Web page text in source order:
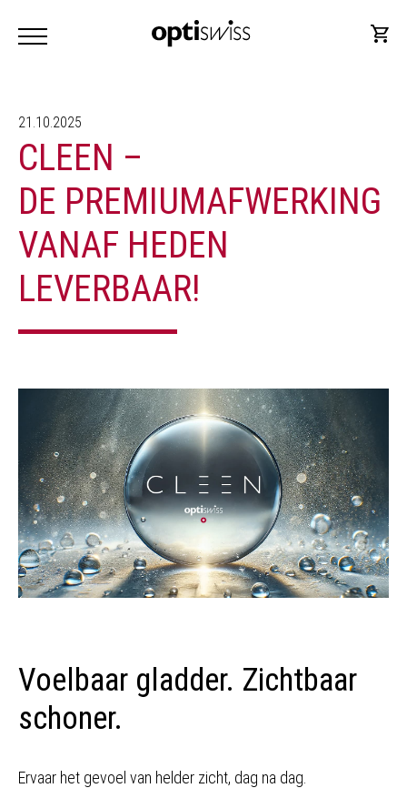
21.10.2025
CLEEN –
DE PREMIUMAFWERKING
VANAF HEDEN
LEVERBAAR!
Voelbaar gladder. Zichtbaar
schoner.
Ervaar het gevoel van helder zicht, dag na dag.